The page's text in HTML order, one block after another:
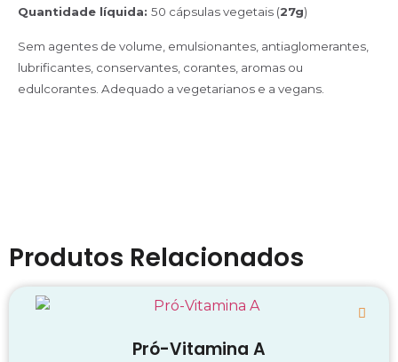
Quantidade líquida: 50 cápsulas vegetais (27g)
Sem agentes de volume, emulsionantes, antiaglomerantes,
lubrificantes, conservantes, corantes, aromas ou
edulcorantes. Adequado a vegetarianos e a vegans.
Produtos Relacionados
Pró-Vitamina A